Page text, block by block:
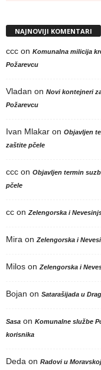
NAJNOVIJI KOMENTARI
ccc on Komunalna milicija
Požarevcu
Vladan on Novi kontejneri
Požarevcu
Ivan Mlakar on Objavljen
zaštite pčele
ccc on Objavljen termin
pčele
cc on Zelengorska i
Mira on Zelengorska i
Milos on Zelengorska i
Bojan on Satarašijada u
Sasa on Komunalne službe
korisnika
Deda on Radovi u